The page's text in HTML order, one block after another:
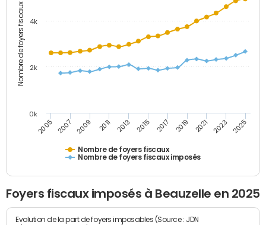
Nombre de foyers fiscaux
Nombre de foyers fiscaux
Nombre de foyers fiscaux imposés
2005 2007 2009 2011 2013 2015 2017 2019 2021 2023 2025
0k
2k
4k
Foyers fiscaux imposés à Beauzelle en 2025
Evolution de la part de foyers imposables (Source : JDN